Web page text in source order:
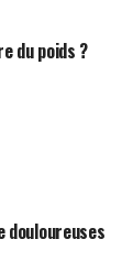
du poids ?
douloureuses